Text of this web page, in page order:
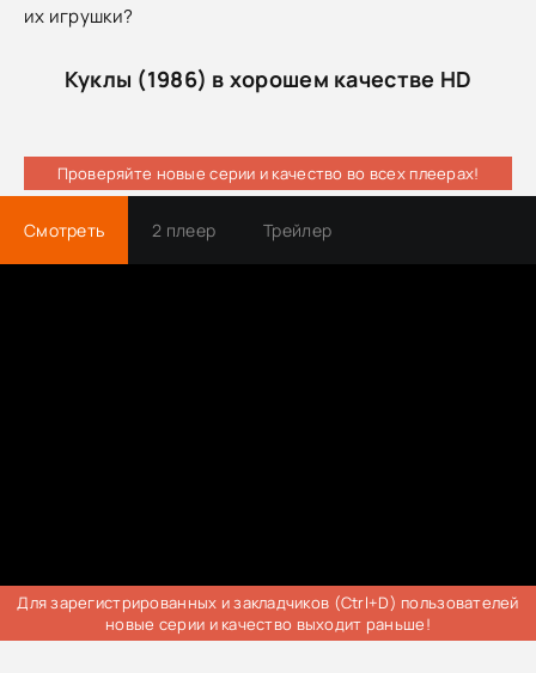
их игрушки?
Куклы (1986) в хорошем качестве HD
Проверяйте новые серии и качество во всех плеерах!
Смотреть 2 плеер Трейлер
Для зарегистрированных и закладчиков (Ctrl+D) пользователей
новые серии и качество выходит раньше!